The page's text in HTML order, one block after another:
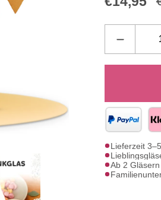
Lieferzeit
Ab 2 Gläsern